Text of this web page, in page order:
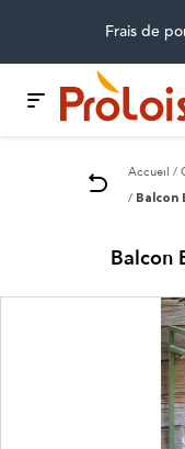
Frais de
Accueil
Balcon
Balcon